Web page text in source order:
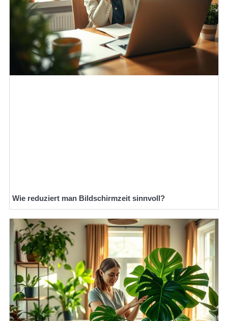
Wie reduziert man Bildschirmzeit sinnvoll?